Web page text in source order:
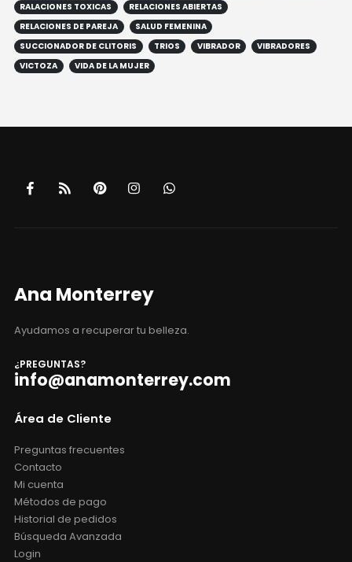
RALACIONES TOXICAS
RELACIONES ABIERTAS
RELACIONES DE PAREJA
SALUD FEMENINA
SUCCIONADOR DE CLITORIS
TRIOS VIBRADOR
VIBRADORES
VICTOZA
VIDA DE LA MUJER
Ana Monterrey
Ayudamos a recuperar tu belleza.
¿PREGUNTAS?
info@anamonterrey.com
Área de Cliente
Preguntas frecuentes
Contacto
Mi cuenta
Métodos de pago
Historial de pedidos
Búsqueda Avanzada
Login